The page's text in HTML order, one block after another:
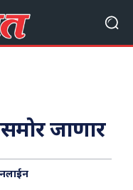
जाणार